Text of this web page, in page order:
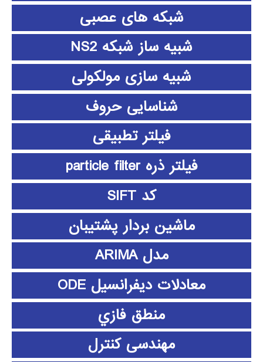
شبکه های عصبی
شبیه ساز شبکه NS2
شبیه سازی مولکولی
شناسایی حروف
فیلتر تطبیقی
فیلتر ذره particle filter
کد SIFT
ماشین بردار پشتیبان
مدل ARIMA
معادلات دیفرانسیل ODE
منطق فازي
مهندسی کنترل